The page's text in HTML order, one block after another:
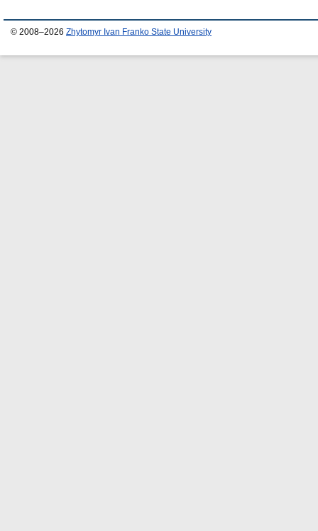
© 2008–2026 Zhytomyr Ivan Franko State University